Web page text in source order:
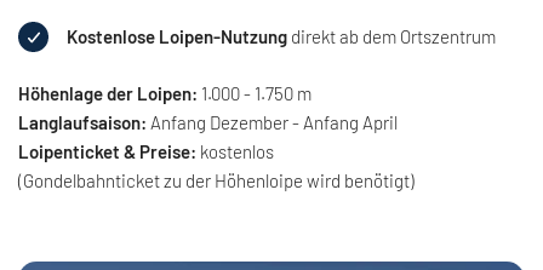
Kostenlose Loipen-Nutzungdirekt ab dem Ortszentrum
Höhenlage der Loipen: 1.000 - 1.750 m
Langlaufsaison: Anfang Dezember - Anfang April
Loipenticket & Preise: kostenlos
(Gondelbahnticket zu der Höhenloipe wird benötigt)